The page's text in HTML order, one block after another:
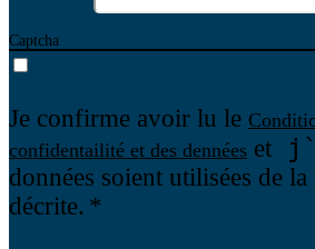
Captcha
Je confirme avoir lu le
confidentailité et des dennées et j`
données soient utilisées de la
décrite.